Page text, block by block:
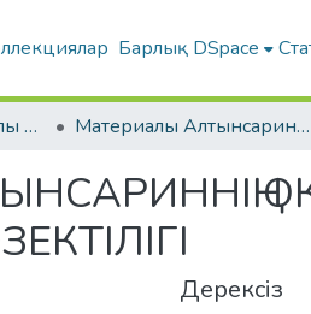
Барлық DSpace
Сборники и материалы конференций Материалы Алтынсаринских педагогических чтений
Дерексіз